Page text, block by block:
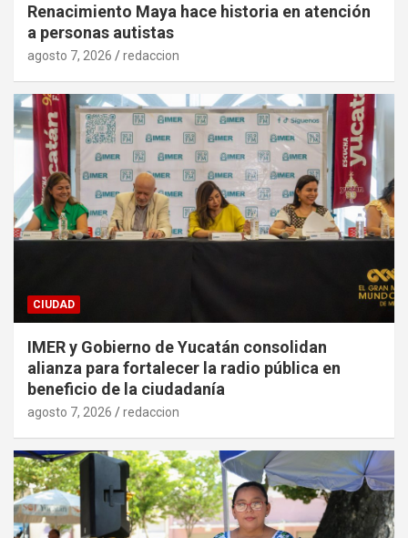
Renacimiento Maya hace historia en atención
a personas autistas
agosto 7, 2026 redaccion
CIUDAD
IMER y Gobierno de Yucatán consolidan
alianza para fortalecer la radio pública en
beneficio de la ciudadanía
agosto 7, 2026 redaccion